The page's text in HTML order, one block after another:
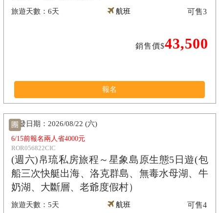
6天 航班
銷售價$43,500
可售3
報名
團
6/15前報名兩人省4000元
ROR056822CIC
(週六)帛琉私房旅程～星象島原生態5日遊(包
船三次快艇出海、洛克群島、無毒水母湖、牛
奶湖、大斷層、老爺度假村）
5天
2026/08/22 (六)
航班 可售4